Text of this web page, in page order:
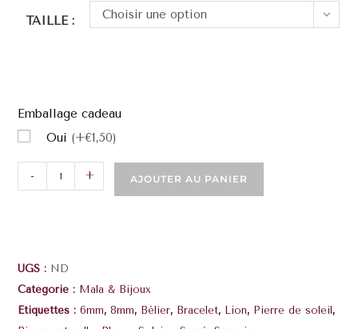
TAILLE : Choisir une option
Emballage cadeau
Oui (+€1,50)
- + AJOUTER AU PANIER
UGS : ND
Catégorie : Mala & Bijoux
Étiquettes :6mm,8mm, Bélier, Bracelet, Lion, Pierre de soleil ,